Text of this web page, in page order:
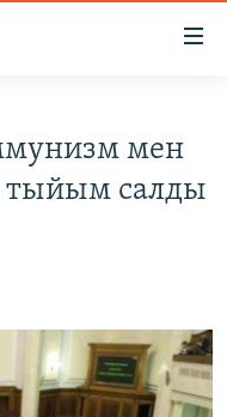
мен
тыйым салды